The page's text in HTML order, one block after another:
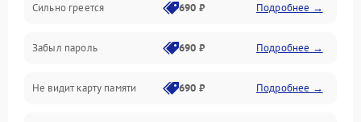
Дисплей
Экран (дисплей)
Связь
Сильно греется 690 ₽ Подробнее →
Забыл пароль 690 ₽ Подробнее →
Не видит карту памяти 690 ₽ Подробнее →